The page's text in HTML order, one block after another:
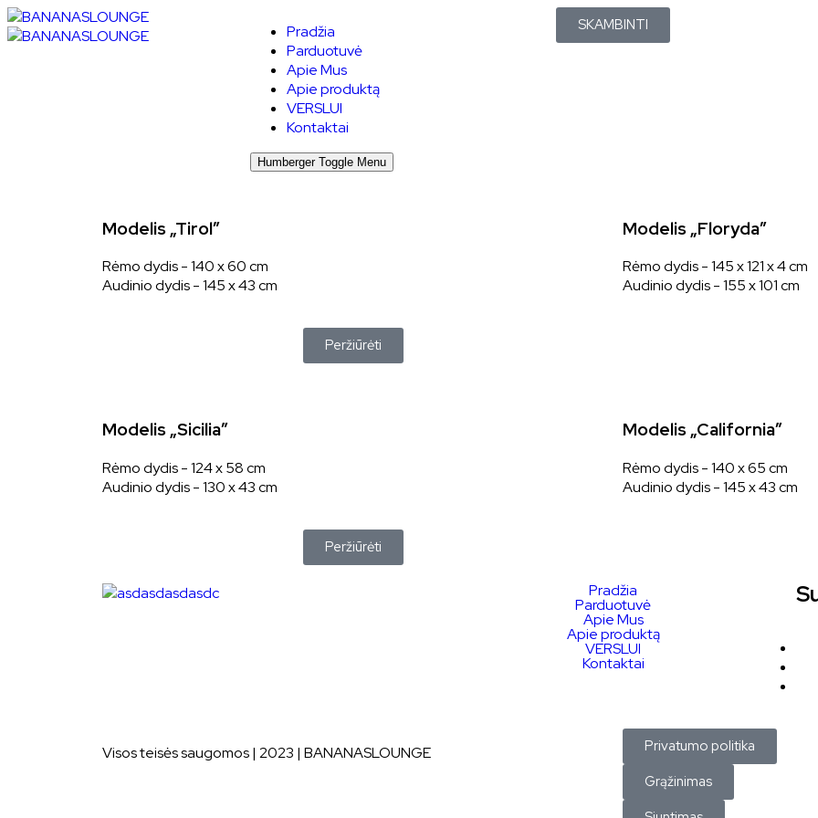
Pradžia
Parduotuvė
Apie Mus
Apie produktą
VERSLUI
Kontaktai
Humberger Toggle Menu
SKAMBINTI
Modelis „Tirol”
Rėmo dydis - 140 x 60 cm
Audinio dydis - 145 x 43 cm
Peržiūrėti
Modelis „Floryda”
Rėmo dydis - 145 x 121 x 4 cm
Audinio dydis - 155 x 101 cm
Modelis „Sicilia”
Rėmo dydis - 124 x 58 cm
Audinio dydis - 130 x 43 cm
Peržiūrėti
Modelis „California”
Rėmo dydis - 140 x 65 cm
Audinio dydis - 145 x 43 cm
Pradžia
Parduotuvė
Apie Mus
Apie produktą
VERSLUI
Kontaktai
Visos teisės saugomos | 2023 | BANANASLOUNGE
Privatumo politika
Grąžinimas